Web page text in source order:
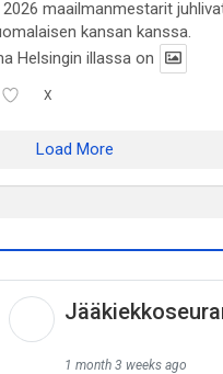
maailmanmestarit
kansan kanssa.
Helsingin illassa on
X
Load More
1 month 3 weeks ago